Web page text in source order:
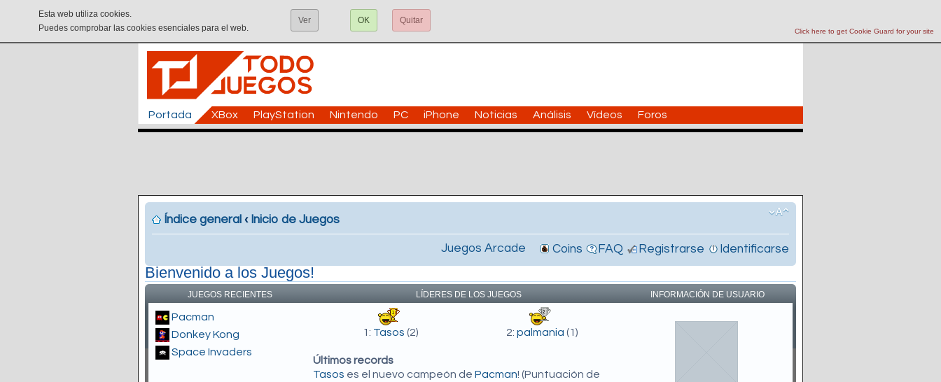
Click here to get Cookie Guard for your site
Esta web utiliza cookies.
Puedes comprobar las cookies esenciales para el web.
Ver OK Quitar
Portada XBox PlayStation Nintendo PC iPhone Noticias Análisis Vídeos Foros
Índice general ‹ Inicio de Juegos
Juegos Arcade Coins FAQ Registrarse Identificarse
Bienvenido a los Juegos!
JUEGOS RECIENTES LÍDERES DE LOS JUEGOS INFORMACIÓN DE USUARIO
Pacman
Donkey Kong
Space Invaders
1: Tasos (2) 2:palmania (1)
Últimos records
Tasos es el nuevo campeón de Pacman! (Puntuación de